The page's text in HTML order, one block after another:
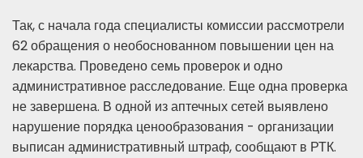
Так, с начала года специалисты комиссии рассмотрели
62 обращения о необоснованном повышении цен на
лекарства. Проведено семь проверок и одно
административное расследование. Еще одна проверка
не завершена. В одной из аптечных сетей выявлено
нарушение порядка ценообразования - организации
выписан административный штраф, сообщают в РТК.